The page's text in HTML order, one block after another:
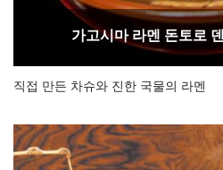
가고시마 라멘 돈토로
직접 만든 차슈와 진한 국물의 라멘